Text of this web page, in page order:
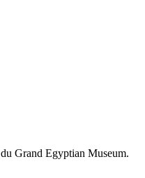
Grand Egyptian Museum.